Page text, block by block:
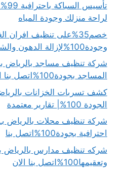
لراحة منزلك وجودة المياه
خصم35%على تنظيف افران
وجودة100%لإزالة الدهون والشحوم اتصل بنا الان
المساجد بجودة100%اتصل بنا الان
الجودة 100%| تقارير معتمدة
احترافية بجودة100%اتصل بنا
وتعقيمها100%اتصل بنا الان